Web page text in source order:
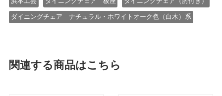
ダイニングチェア ナチュラル・ホワイトオーク色（白木）系
関連する商品はこちら